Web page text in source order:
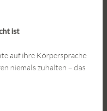
ist
auf ihre Körpersprache
niemals zuhalten – das